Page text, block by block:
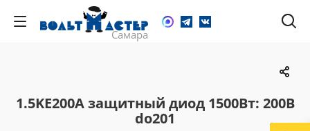
1.5KE200A защитный диод 1500Вт: 200В
do201